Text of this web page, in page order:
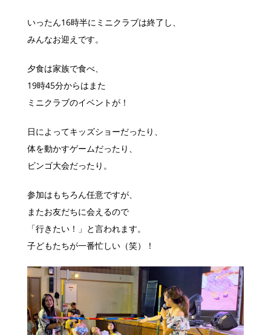
いったん16時半にミニクラブは終了し、
みんなお迎えです。
夕食は家族で食べ、
19時45分からはまた
ミニクラブのイベントが！
日によってキッズショーだったり、
体を動かすゲームだったり、
ビンゴ大会だったり。
参加はもちろん任意ですが、
またお友だちに会えるので
「行きたい！」と言われます。
子どもたちが一番忙しい（笑）！